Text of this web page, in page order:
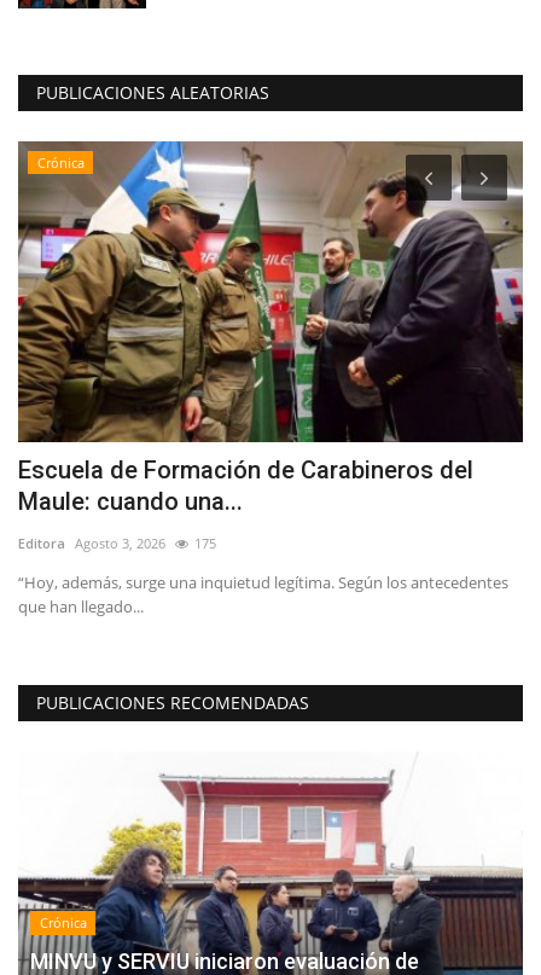
PUBLICACIONES ALEATORIAS
Crónica
Escuela de Formación de Carabineros del
Maule: cuando una...
Editora Agosto 3, 2026 175
“Hoy, además, surge una inquietud legítima. Según los antecedentes
que han llegado...
PUBLICACIONES RECOMENDADAS
Crónica
MINVU y SERVIU iniciaron evaluación de